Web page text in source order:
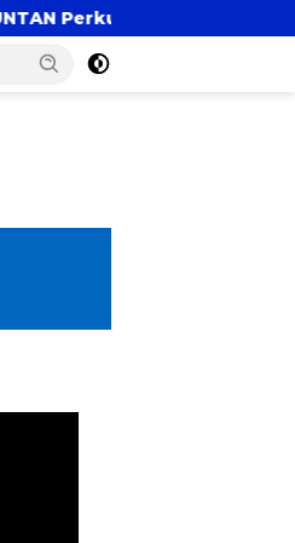
Lewat Kolaborasi